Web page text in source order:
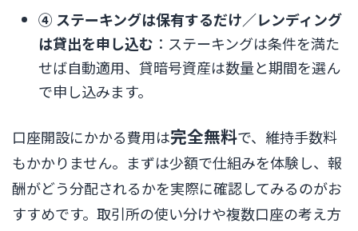
④ ステーキングは保有するだけ／レンディング
は貸出を申し込む ：ステーキングは条件を満た
せば自動適用、貸暗号資産は数量と期間を選ん
で申し込みます。
口座開設にかかる費用は完全無料で、維持手数料
もかかりません。まずは少額で仕組みを体験し、報
酬がどう分配されるかを実際に確認してみるのがお
すすめです。取引所の使い分けや複数口座の考え方